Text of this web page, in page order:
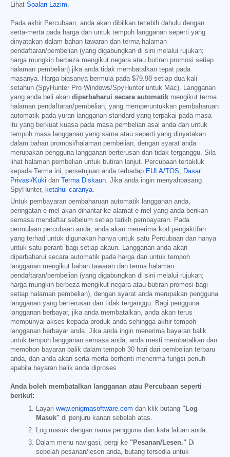
Lihat Soalan Lazim.
Pada akhir Percubaan, anda akan dibilkan terlebih dahulu dengan
serta-merta pada harga dan untuk tempoh langganan seperti yang
dinyatakan dalam bahan tawaran dan terma halaman
pendaftaran/pembelian (yang digabungkan di sini melalui rujukan;
harga mungkin berbeza mengikut negara atau butiran promosi setiap
halaman pembelian) jika anda tidak membatalkan tepat pada
masanya. Harga biasanya bermula pada $79.98 setiap dua kali
setahun (SpyHunter Pro Windows/SpyHunter untuk Mac). Langganan
yang anda beli akan diperbaharui secara automatik mengikut terma
halaman pendaftaran/pembelian, yang memperuntukkan pembaharuan
automatik pada yuran langganan standard yang terpakai pada masa
itu yang berkuat kuasa pada masa pembelian asal anda dan untuk
tempoh masa langganan yang sama atau seperti yang dinyatakan
dalam bahan promosi/halaman pembelian, dengan syarat anda
merupakan pengguna langganan berterusan dan tidak terganggu. Sila
lihat halaman pembelian untuk butiran lanjut. Percubaan tertakluk
kepada Terma ini, persetujuan anda terhadap EULA/TOS, Dasar
Privasi/Kuki dan Terma Diskaun. Jika anda ingin menyahpasang
SpyHunter, ketahui caranya.
Untuk pembayaran pembaharuan automatik langganan anda,
peringatan e-mel akan dihantar ke alamat e-mel yang anda berikan
semasa mendaftar sebelum setiap tarikh pembayaran. Pada
permulaan percubaan anda, anda akan menerima kod pengaktifan
yang terhad untuk digunakan hanya untuk satu Percubaan dan hanya
untuk satu peranti bagi setiap akaun. Langganan anda akan
diperbaharui secara automatik pada harga dan untuk tempoh
langganan mengikut bahan tawaran dan terma halaman
pendaftaran/pembelian (yang digabungkan di sini melalui rujukan;
harga mungkin berbeza mengikut negara atau butiran promosi bagi
setiap halaman pembelian), dengan syarat anda merupakan pengguna
langganan yang berterusan dan tidak terganggu. Bagi pengguna
langganan berbayar, jika anda membatalkan, anda akan terus
mempunyai akses kepada produk anda sehingga akhir tempoh
langganan berbayar anda. Jika anda ingin menerima bayaran balik
untuk tempoh langganan semasa anda, anda mesti membatalkan dan
memohon bayaran balik dalam tempoh 30 hari dari pembelian terbaru
anda, dan anda akan serta-merta berhenti menerima fungsi penuh
apabila bayaran balik anda diproses.
Anda boleh membatalkan langganan atau Percubaan seperti
berikut:
Layari www.enigmasoftware.com dan klik butang "Log
Masuk" di penjuru kanan sebelah atas.
Log masuk dengan nama pengguna dan kata laluan anda.
Dalam menu navigasi, pergi ke "Pesanan/Lesen." Di
sebelah pesanan/lesen anda, butang tersedia untuk